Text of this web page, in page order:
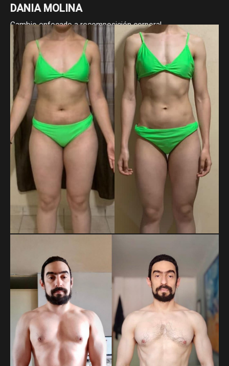
DANIA MOLINA
Cambio enfocado a recomposición corporal
Cambio enfocado a pérdida de grasa.